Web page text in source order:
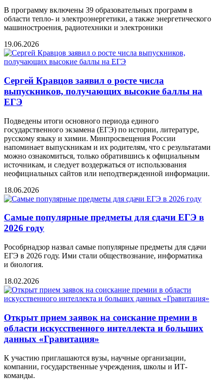
В программу включены 39 образовательных программ в
области тепло- и электроэнергетики, а также энергетического
машиностроения, радиотехники и электроники
19.06.2026
Сергей Кравцов заявил о росте числа
выпускников, получающих высокие баллы на
ЕГЭ
Подведены итоги основного периода единого
государственного экзамена (ЕГЭ) по истории, литературе,
русскому языку и химии. Минпросвещения России
напоминает выпускникам и их родителям, что с результатами
можно ознакомиться, только обратившись к официальным
источникам, и следует воздержаться от использования
неофициальных сайтов или неподтвержденной информации.
18.06.2026
Самые популярные предметы для сдачи ЕГЭ в
2026 году
Рособрнадзор назвал самые популярные предметы для сдачи
ЕГЭ в 2026 году. Ими стали обществознание, информатика
и биология.
18.02.2026
Открыт прием заявок на соискание премии в
области искусственного интеллекта и больших
данных «Гравитация»
К участию приглашаются вузы, научные организации,
компании, государственные учреждения, школы и ИТ-
команды.